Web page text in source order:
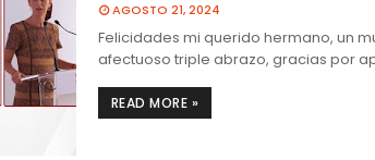
AGOSTO 21, 2024
Felicidades mi querido hermano, un
afectuoso triple abrazo, gracias por
READ MORE »